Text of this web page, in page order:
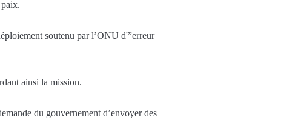
soutenu par l’ONU d'”erreur
ainsi la mission.
du gouvernement d’envoyer des